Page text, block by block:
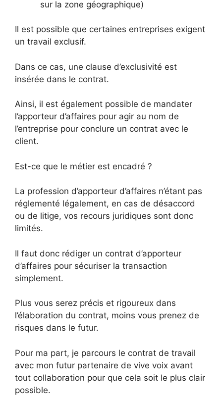
sur la zone géographique)
Il est possible que certaines entreprises exigent
un travail exclusif.
Dans ce cas, une clause d’exclusivité est
insérée dans le contrat.
Ainsi, il est également possible de mandater
l’apporteur d’affaires pour agir au nom de
l’entreprise pour conclure un contrat avec le
client.
Est-ce que le métier est encadré ?
La profession d’apporteur d’affaires n’étant pas
réglementé légalement, en cas de désaccord
ou de litige, vos recours juridiques sont donc
limités.
Il faut donc rédiger un contrat d’apporteur
d’affaires pour sécuriser la transaction
simplement.
Plus vous serez précis et rigoureux dans
l’élaboration du contrat, moins vous prenez de
risques dans le futur.
Pour ma part, je parcours le contrat de travail
avec mon futur partenaire de vive voix avant
tout collaboration pour que cela soit le plus clair
possible.